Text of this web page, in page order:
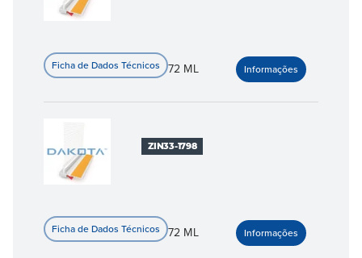
72 ML
ZIN33-1798
72 ML